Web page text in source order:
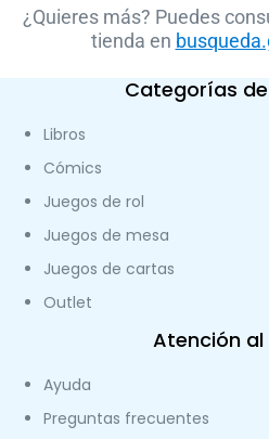
¿Quieres más? Puedes
tienda en
Categorías
Libros
Cómics
Juegos de rol
Juegos de mesa
Juegos de cartas
Outlet
Atención al
Ayuda
Preguntas frecuentes